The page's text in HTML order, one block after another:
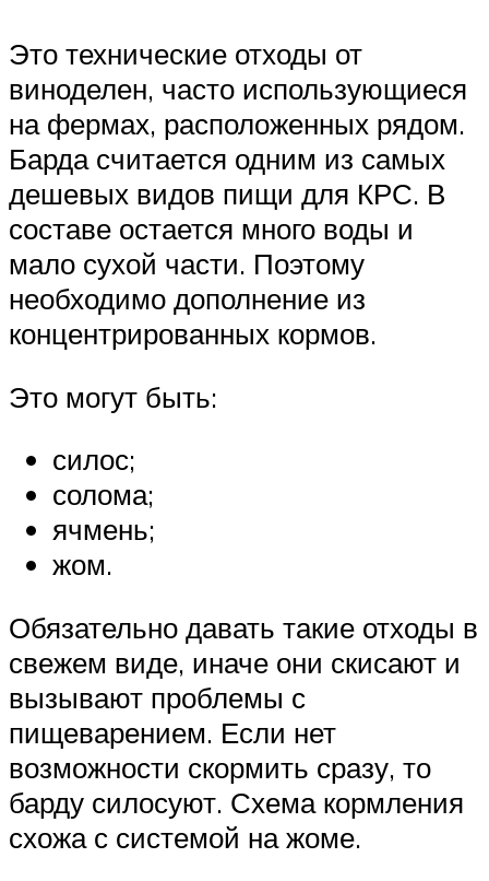
Это технические отходы от
виноделен, часто использующиеся
на фермах, расположенных рядом.
Барда считается одним из самых
дешевых видов пищи для КРС. В
составе остается много воды и
мало сухой части. Поэтому
необходимо дополнение из
концентрированных кормов.
Это могут быть:
силос;
солома;
ячмень;
жом.
Обязательно давать такие отходы в
свежем виде, иначе они скисают и
вызывают проблемы с
пищеварением. Если нет
возможности скормить сразу, то
барду силосуют. Схема кормления
схожа с системой на жоме.